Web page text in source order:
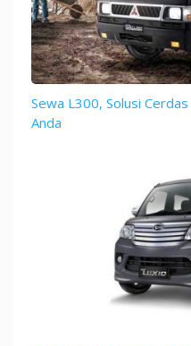
Sewa L300, Solusi
Anda